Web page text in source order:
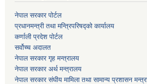
नेपाल सरकार पोर्टल
प्रधानमन्‍‍त्री तथा मन्‍त्रिपरिषद्को कार्यालय
कर्णाली प्रदेश पोर्टल
सर्वोच्‍च अदालत
नेपाल सरकार गृह मन्‍‍‍त्रालय
नेपाल सरकार अर्थ मन्‍त्रालय
नेपाल सरकार संघीय मामिला तथा सामान्य प्रशासन